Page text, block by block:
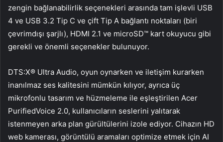
zengin bağlanabilirlik seçenekleri arasında tam işlevli USB
4 ve USB 3.2 Tip C ve çift Tip A bağlantı noktaları (biri
çevrimdışı şarjlı), HDMI 2.1 ve microSD™ kart okuyucu gibi
gerekli ve önemli seçenekler bulunuyor.
DTS:X® Ultra Audio, oyun oynarken ve iletişim kurarken
inanılmaz ses kalitesini mümkün kılıyor, ayrıca üç
mikrofonlu tasarım ve hüzmeleme ile eşleştirilen Acer
PurifiedVoice 2.0, kullanıcıların seslerini yalıtarak
istenmeyen arka plan gürültülerini izole ediyor. Cihazın HD
web kamerası, görüntülü aramaları optimize etmek için AI